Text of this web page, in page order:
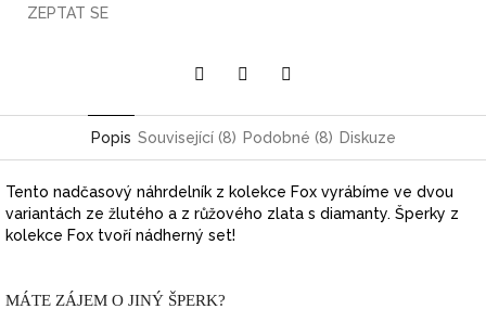
ZEPTAT SE
Popis Související (8) Podobné (8) Diskuze
Tento nadčasový náhrdelník z kolekce Fox vyrábíme ve dvou
variantách ze žlutého a z růžového zlata s diamanty. Šperky z
kolekce Fox tvoří nádherný set!
MÁTE ZÁJEM O JINÝ ŠPERK?